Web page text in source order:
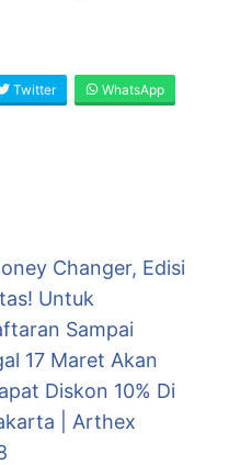
Twitter WhatsApp
Changer, Edisi
Untuk
Sampai
17 Maret Akan
Diskon 10% Di
| Arthex